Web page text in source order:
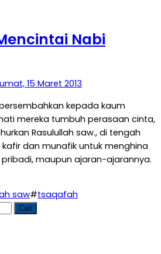
Nabi
15 Maret 2013
kepada kaum
mereka tumbuh perasaan cinta,
Rasulullah saw., di tengah
dan munafik untuk menghina
pribadi, maupun ajaran-ajarannya.
saw#tsaqafah